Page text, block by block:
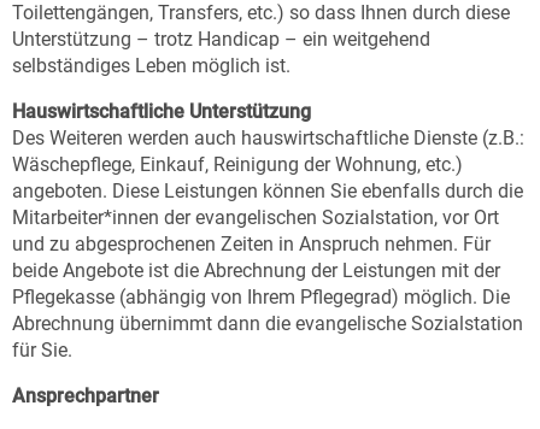
Toilettengängen, Transfers, etc.) so dass Ihnen durch diese
Unterstützung – trotz Handicap – ein weitgehend
selbständiges Leben möglich ist.
Hauswirtschaftliche Unterstützung
Des Weiteren werden auch hauswirtschaftliche Dienste (z.B.:
Wäschepflege, Einkauf, Reinigung der Wohnung, etc.)
angeboten. Diese Leistungen können Sie ebenfalls durch die
Mitarbeiter*innen der evangelischen Sozialstation, vor Ort
und zu abgesprochenen Zeiten in Anspruch nehmen. Für
beide Angebote ist die Abrechnung der Leistungen mit der
Pflegekasse (abhängig von Ihrem Pflegegrad) möglich. Die
Abrechnung übernimmt dann die evangelische Sozialstation
für Sie.
Ansprechpartner